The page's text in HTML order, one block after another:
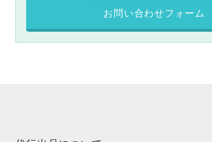
お問い合わせフォーム